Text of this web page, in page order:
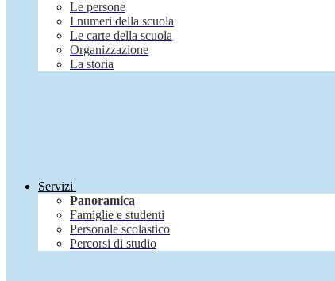
Le persone
I numeri della scuola
Le carte della scuola
Organizzazione
La storia
Servizi
Panoramica
Famiglie e studenti
Personale scolastico
Percorsi di studio